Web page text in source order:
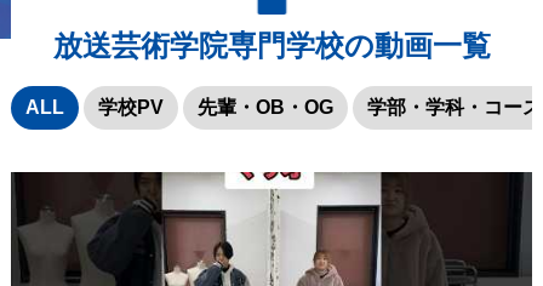
放送芸術学院専門学校の動画一覧
ALL 学校PV 先輩・OB・OG 学部・学科・コース